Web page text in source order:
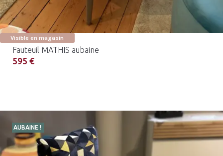
Visible en magasin
Fauteuil MATHIS aubaine
595 €
AUBAINE !